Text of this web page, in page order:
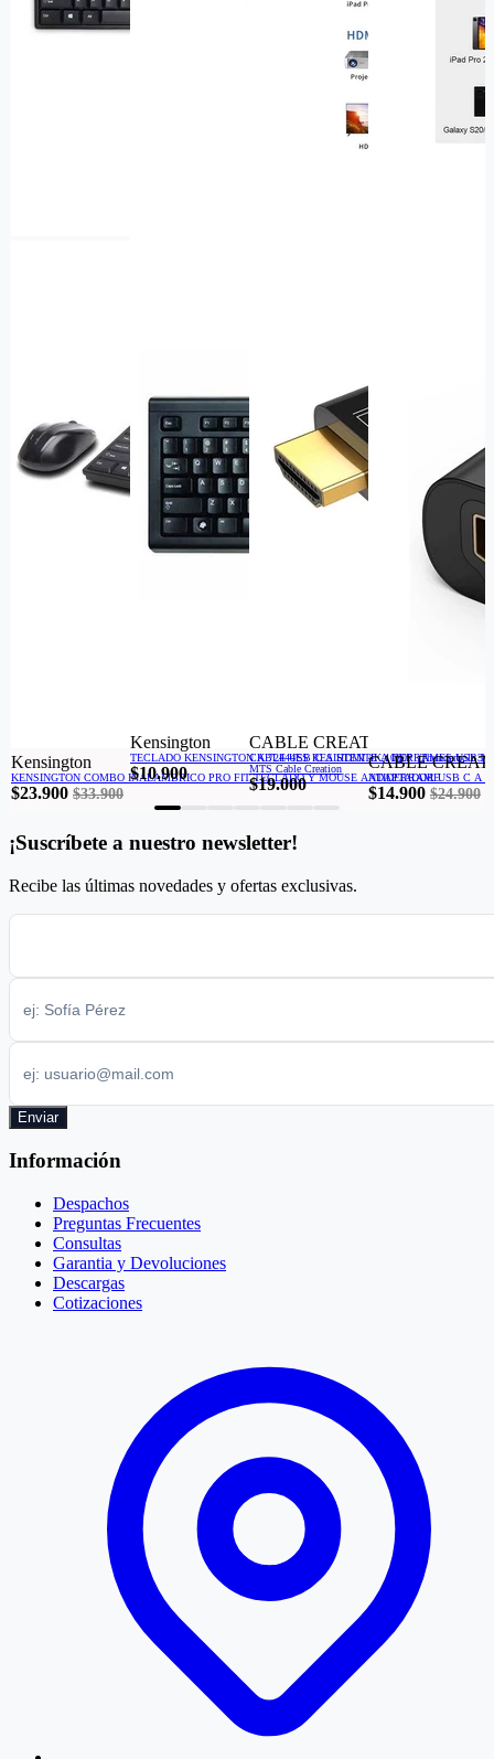
Kensington
KENSINGTON COMBO INALÁMBRICO PRO FIT TECLADO Y MOUSE ANTIDERRAME
$23.900 $33.900
Kensington
TECLADO KENSINGTON K 72444ES RESISTENTE A DERRAMES USB
$10.900
CABLE CREATION
CABLE USB C A HDMI 4K,1080P ,Thunderbolt 3/4
MTS Cable Creation
$19.000
CABLE
ADAPTADOR USB C A
$14.900 $24.900
¡Suscríbete a nuestro newsletter!
Recibe las últimas novedades y ofertas exclusivas.
Enviar
Información
Despachos
Preguntas Frecuentes
Consultas
Garantia y Devoluciones
Descargas
Cotizaciones